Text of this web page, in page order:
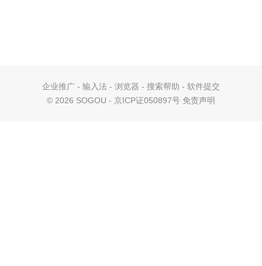
企业推广 - 输入法 - 浏览器 - 搜索帮助 - 软件提交
© 2026 SOGOU - 京ICP证050897号 免责声明